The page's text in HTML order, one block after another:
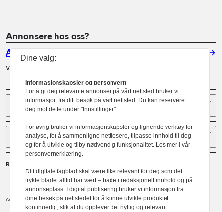
Annonsere hos oss?
Annonser
Vil du annonsere i Arkitektur? Les mer her.
Sider
Følg oss
Redaktør
Gaute Brochmann
Arkitektur er et tidsskrift utgitt avNorske arkitekters landsforbund.
Dine valg:
Informasjonskapsler og personvern
For å gi deg relevante annonser på vårt nettsted bruker vi
informasjon fra ditt besøk på vårt nettsted. Du kan reservere
deg mot dette under "Innstillinger".
For øvrig bruker vi informasjonskapsler og lignende verktøy for
analyse, for å sammenligne nettlesere, tilpasse innhold til deg
og for å utvikle og tilby nødvendig funksjonalitet. Les mer i vår
personvernerklæring.
Ditt digitale fagblad skal være like relevant for deg som det
trykte bladet alltid har vært – bade i redaksjonelt innhold og på
annonseplass. I digital publisering bruker vi informasjon fra
dine besøk på nettstedet for å kunne utvikle produktet
kontinuerlig, slik at du opplever det nyttig og relevant.